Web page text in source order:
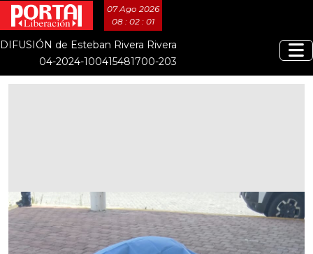
07 Ago 2026
08 : 02 : 01
DIFUSIÓN de Esteban Rivera Rivera
04-2024-100415481700-203